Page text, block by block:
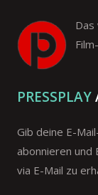
Das
PRESSPLAY
Gib deine E-
abonnieren und
via E-Mail zu